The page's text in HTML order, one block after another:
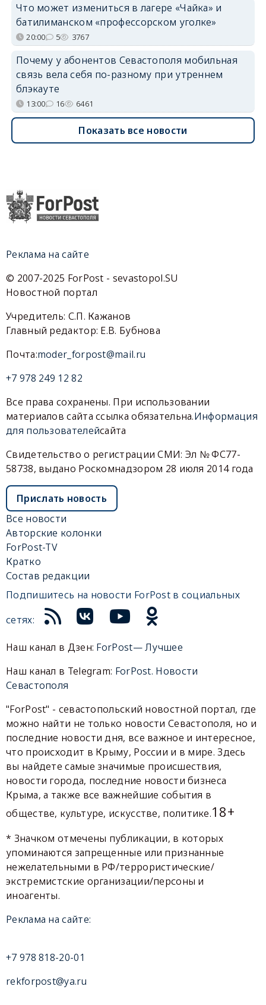
Что может измениться в лагере «Чайка» и
батилиманском «профессорском уголке»
20:00 5 3767
Почему у абонентов Севастополя мобильная
связь вела себя по-разному при утреннем
блэкауте
13:00 16 6461
Показать все новости
Реклама на сайте
© 2007-2025 ForPost - sevastopol.SU
Новостной портал
Учредитель: С.П. Кажанов
Главный редактор: Е.В. Бубнова
Почта:moder_forpost@mail.ru
+7 978 249 12 82
Все права сохранены. При использовании
материалов сайта ссылка обязательна.Информация
для пользователейсайта
Свидетельство о регистрации СМИ: Эл № ФС77-
58738, выдано Роскомнадзором 28 июля 2014 года
Прислать новость
Все новости
Авторские колонки
ForPost-TV
Кратко
Состав редакции
Подпишитесь на новости ForPost в социальных
сетях:
Наш канал в Дзен: ForPost— Лучшее
Наш канал в Telegram: ForPost. Новости
Севастополя
"ForPost" - севастопольский новостной портал, где
можно найти не только новости Севастополя, но и
последние новости дня, все важное и интересное,
что происходит в Крыму, России и в мире. Здесь
вы найдете самые значимые происшествия,
новости города, последние новости бизнеса
Крыма, а также все важнейшие события в
обществе, культуре, искусстве, политике.18+
* Значком отмечены публикации, в которых
упоминаются запрещенные или признанные
нежелательными в РФ/террористические/
экстремистские организации/персоны и
иноагенты.
Реклама на сайте:
+7 978 818-20-01
rekforpost@ya.ru